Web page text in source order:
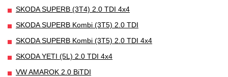
SKODA SUPERB (3T4) 2.0 TDI 4x4
SKODA SUPERB Kombi (3T5) 2.0 TDI
SKODA SUPERB Kombi (3T5) 2.0 TDI 4x4
SKODA YETI (5L) 2.0 TDI 4x4
VW AMAROK 2.0 BiTDI